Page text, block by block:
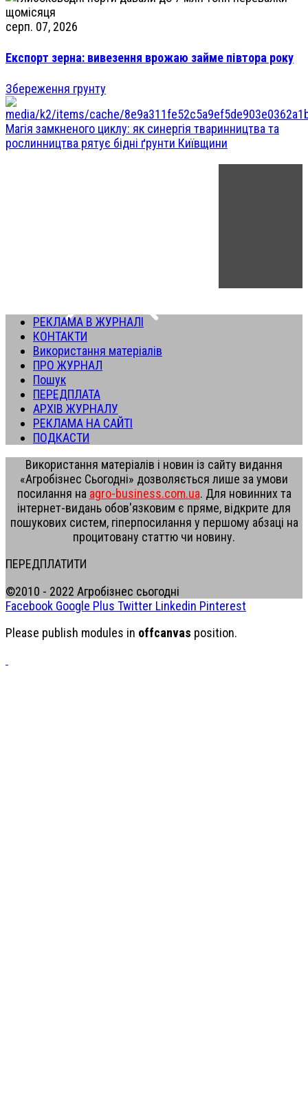
серп. 07, 2026
Експорт зерна: вивезення врожаю займе півтора року
Збереження грунту
Магія замкненого циклу: як синергія тваринництва та
рослинництва рятує бідні ґрунти Київщини
РЕКЛАМА В ЖУРНАЛІ
КОНТАКТИ
Використання матеріалів
ПРО ЖУРНАЛ
Пошук
ПЕРЕДПЛАТА
АРХІВ ЖУРНАЛУ
РЕКЛАМА НА САЙТІ
ПОДКАСТИ
Використання матеріалів і новин із сайту видання
«Агробізнес Сьогодні» дозволяється лише за умови
посилання на agro-business.com.ua. Для новинних та
інтернет-видань обов'язковим є пряме, відкрите для
пошукових систем, гіперпосилання у першому абзаці на
процитовану статтю чи новину.
ПЕРЕДПЛАТИТИ
©2010 - 2022 Агробізнес сьогодні
Facebook Google Plus Twitter Linkedin Pinterest
Please publish modules in offcanvas position.